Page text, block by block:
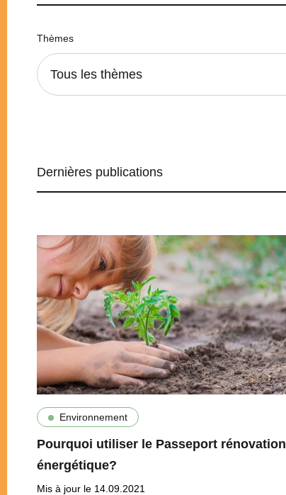
Thèmes
Tous les thèmes
Dernières publications
Environnement
Pourquoi utiliser le Passeport rénovation
énergétique?
Mis à jour le 14.09.2021